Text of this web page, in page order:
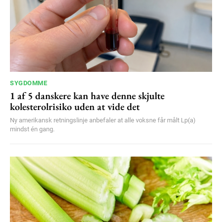
SYGDOMME
1 af 5 danskere kan have denne skjulte
kolesterolrisiko uden at vide det
Ny amerikansk retningslinje anbefaler at alle voksne får målt Lp(a)
mindst én gang.